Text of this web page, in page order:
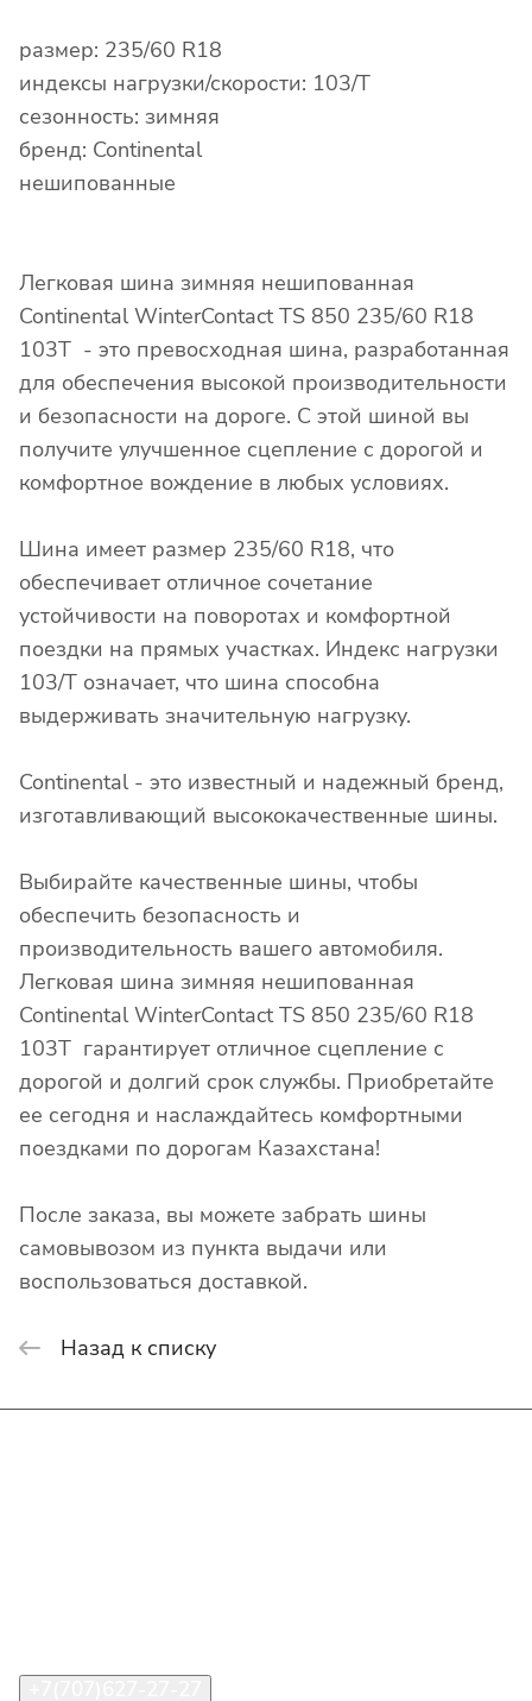
размер: 235/60 R18
индексы нагрузки/скорости: 103/T
сезонность: зимняя
бренд: Continental
нешипованные
Легковая шина зимняя нешипованная
Continental WinterContact TS 850 235/60 R18
103T - это превосходная шина, разработанная
для обеспечения высокой производительности
и безопасности на дороге. С этой шиной вы
получите улучшенное сцепление с дорогой и
комфортное вождение в любых условиях.
Шина имеет размер 235/60 R18, что
обеспечивает отличное сочетание
устойчивости на поворотах и комфортной
поездки на прямых участках. Индекс нагрузки
103/T означает, что шина способна
выдерживать значительную нагрузку.
Continental - это известный и надежный бренд,
изготавливающий высококачественные шины.
Выбирайте качественные шины, чтобы
обеспечить безопасность и
производительность вашего автомобиля.
Легковая шина зимняя нешипованная
Continental WinterContact TS 850 235/60 R18
103T гарантирует отличное сцепление с
дорогой и долгий срок службы. Приобретайте
ее сегодня и наслаждайтесь комфортными
поездками по дорогам Казахстана!
После заказа, вы можете забрать шины
самовывозом из пункта выдачи или
воспользоваться доставкой.
Назад к списку